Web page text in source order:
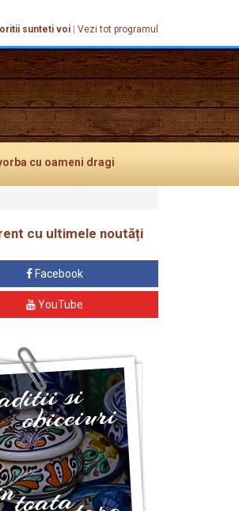
sunteti voi Vezi tot programul
cu oameni dragi
cu ultimele noutăți
Facebook
YouTube